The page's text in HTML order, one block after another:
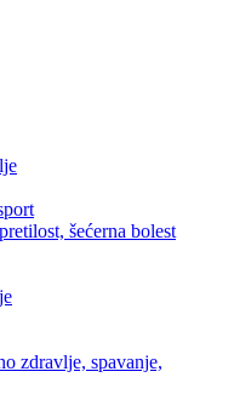
šećerna bolest
zdravlje, spavanje,